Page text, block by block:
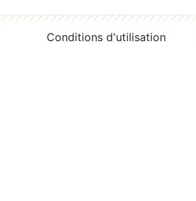
Conditions d'utilisation